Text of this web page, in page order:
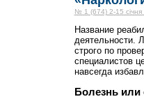
№ 1 (674) 2-15 січня
Название
деятельности.
строго по
специалистов
навсегда
Болезнь или